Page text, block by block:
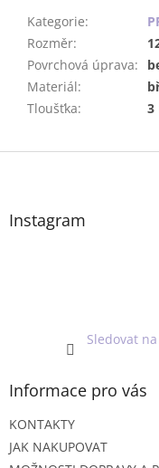
Kategorie:
Rozměr:
Povrchová úprava:
Materiál:
Tloušťka: 3
Z
Instagram
Sledovat
Informace pro vás
KONTAKTY
JAK NAKUPOVAT